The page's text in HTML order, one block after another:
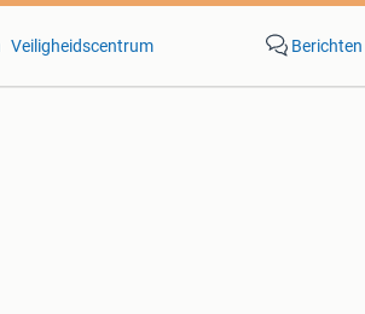
Veiligheidscentrum Berichten